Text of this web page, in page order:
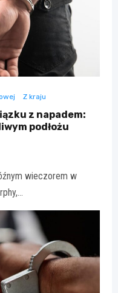
Z kraju
z napadem:
podłożu
wieczorem w